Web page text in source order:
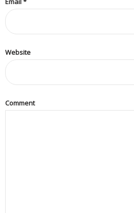
Website
Comment
戶
個
分
戶